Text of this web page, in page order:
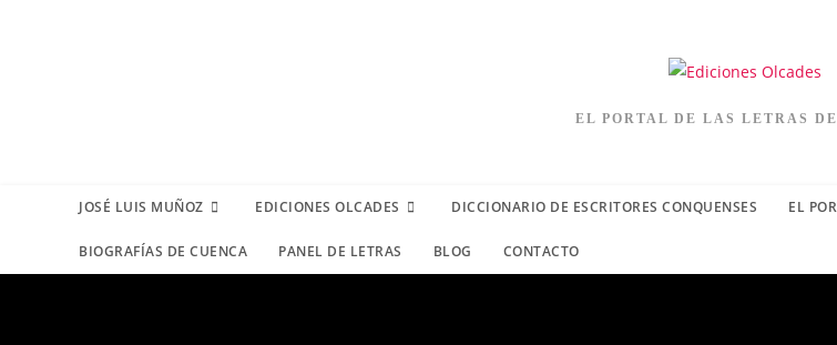
EL PORTAL DE LAS LETRAS
JOSÉ LUIS MUÑOZ EDICIONES OLCADES DICCIONARIO DE ESCRITORES CONQUENSES EL
BIOGRAFÍAS DE CUENCA PANEL DE LETRAS BLOG CONTACTO